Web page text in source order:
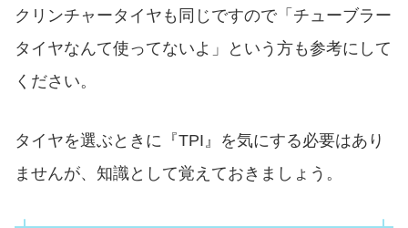
クリンチャータイヤも同じですので「チューブラー
タイヤなんて使ってないよ」という方も参考にして
ください。
タイヤを選ぶときに『TPI』を気にする必要はあり
ませんが、知識として覚えておきましょう。